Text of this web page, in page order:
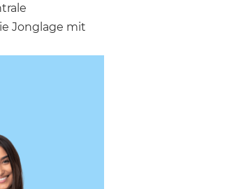
Jonglage mit